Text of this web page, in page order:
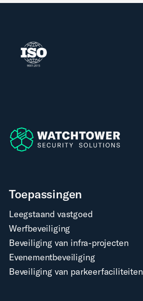
Toepassingen
Leegstaand vastgoed
Werfbeveiliging
Beveiliging van infra-projecten
Evenementbeveiliging
Beveiliging van parkeerfaciliteiten